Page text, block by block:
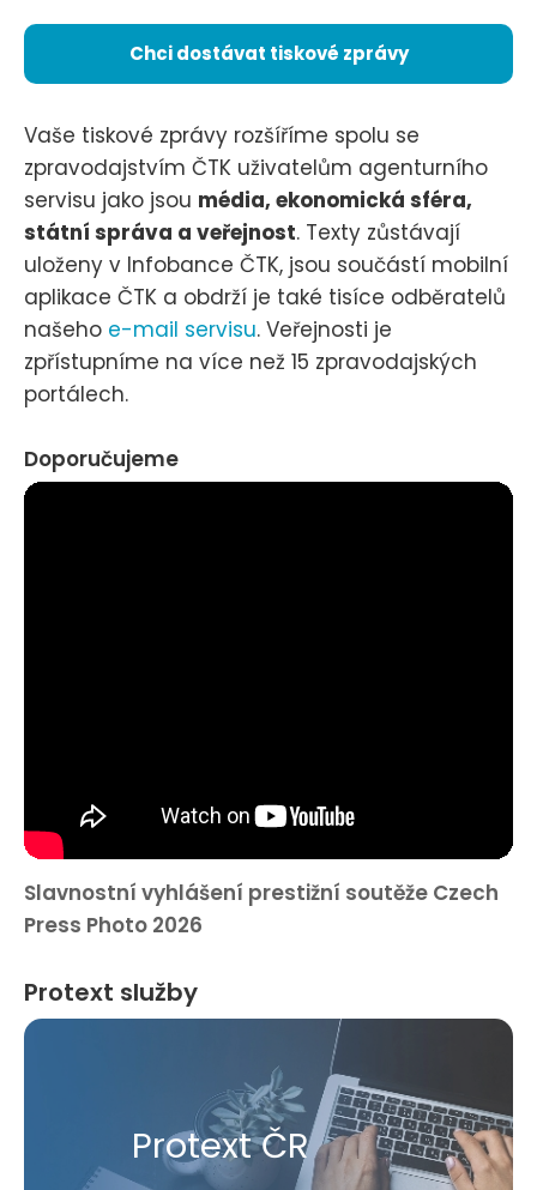
Chci dostávat tiskové zprávy
Vaše tiskové zprávy rozšíříme spolu se
zpravodajstvím ČTK uživatelům agenturního
servisu jako jsou média, ekonomická sféra,
státní správa a veřejnost. Texty zůstávají
uloženy v Infobance ČTK, jsou součástí mobilní
aplikace ČTK a obdrží je také tisíce odběratelů
našeho e-mail servisu. Veřejnosti je
zpřístupníme na více než 15 zpravodajských
portálech.
Doporučujeme
Slavnostní vyhlášení prestižní soutěže Czech
Press Photo 2026
Protext služby
Protext ČR